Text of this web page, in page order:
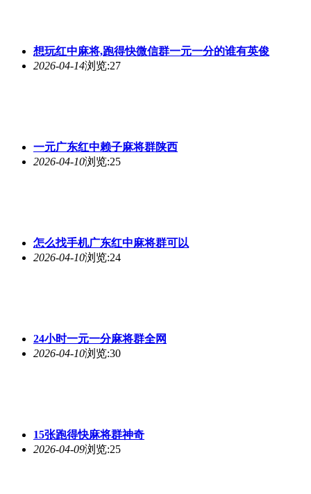
想玩红中麻将,跑得快微信群一元一分的谁有英俊
2026-04-14浏览:27
一元广东红中赖子麻将群陕西
2026-04-10浏览:25
怎么找手机广东红中麻将群可以
2026-04-10浏览:24
24小时一元一分麻将群全网
2026-04-10浏览:30
15张跑得快麻将群神奇
2026-04-09浏览:25